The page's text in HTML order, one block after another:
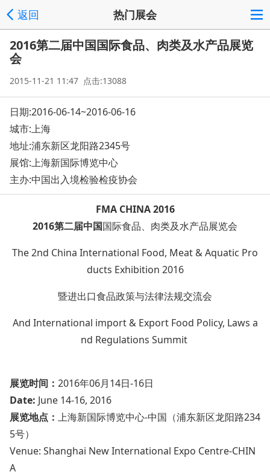
返回 热门展会
2016第二届中国国际食品、肉类及水产品展览
会
2015-11-21 11:47 点击:13088
日期:2016-06-14~2016-06-16
城市:上海
地址:浦东新区龙阳路2345号
展馆:上海新国际博览中心
主办:中国出入境检验检疫协会
FMA CHINA 2016
2016第二届中国国际食品、肉类及水产品展览会
The 2nd China International Food, Meat & Aquatic Pro
ducts Exhibition 2016
暨进出口食品政策与法律法规交流会
And International import & Export Food Policy, Laws a
nd Regulations Summit
展览时间： 2016年06月14日-16日
Date: June 14-16, 2016
展览地点： 上海新国际博览中心-中国（浦东新区龙阳路234
5号）
Venue: Shanghai New International Expo Centre-CHIN
A